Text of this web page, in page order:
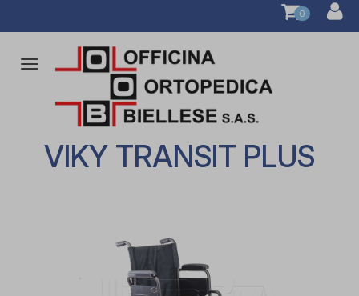
0
Attiva/disattiva
navigazione
VIKY TRANSIT PLUS